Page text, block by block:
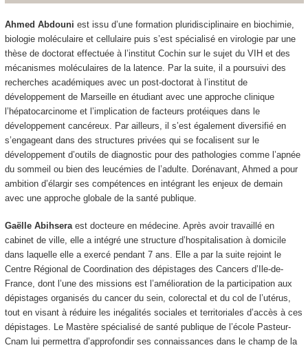
Ahmed Abdouni est issu d’une formation pluridisciplinaire en biochimie,
biologie moléculaire et cellulaire puis s’est spécialisé en virologie par une
thèse de doctorat effectuée à l’institut Cochin sur le sujet du VIH et des
mécanismes moléculaires de la latence. Par la suite, il a poursuivi des
recherches académiques avec un post-doctorat à l’institut de
développement de Marseille en étudiant avec une approche clinique
l’hépatocarcinome et l’implication de facteurs protéiques dans le
développement cancéreux. Par ailleurs, il s’est également diversifié en
s’engageant dans des structures privées qui se focalisent sur le
développement d’outils de diagnostic pour des pathologies comme l’apnée
du sommeil ou bien des leucémies de l’adulte. Dorénavant, Ahmed a pour
ambition d’élargir ses compétences en intégrant les enjeux de demain
avec une approche globale de la santé publique.
Gaëlle Abihseraest docteure en médecine. Après avoir travaillé en
cabinet de ville, elle a intégré une structure d’hospitalisation à domicile
dans laquelle elle a exercé pendant 7 ans. Elle a par la suite rejoint le
Centre Régional de Coordination des dépistages des Cancers d’Ile-de-
France, dont l’une des missions est l’amélioration de la participation aux
dépistages organisés du cancer du sein, colorectal et du col de l’utérus,
tout en visant à réduire les inégalités sociales et territoriales d’accès à ces
dépistages. Le Mastère spécialisé de santé publique de l’école Pasteur-
Cnam lui permettra d’approfondir ses connaissances dans le champ de la